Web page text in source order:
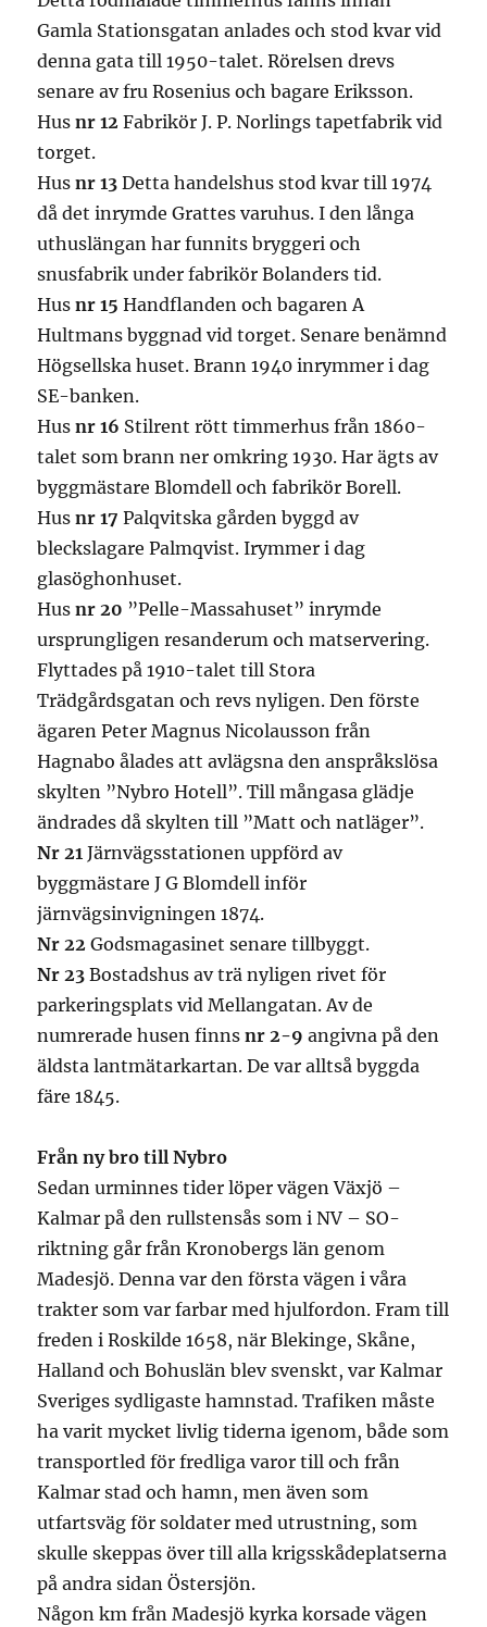
Gamla Stationsgatan anlades och stod kvar vid
denna gata till 1950-talet. Rörelsen drevs
senare av fru Rosenius och bagare Eriksson.
Husnr 12 Fabrikör J. P. Norlings tapetfabrik vid
torget.
Husnr 13 Detta handelshus stod kvar till 1974
då det inrymde Grattes varuhus. I den långa
uthuslängan har funnits bryggeri och
snusfabrik under fabrikör Bolanders tid.
Husnr 15 Handflanden och bagaren A
Hultmans byggnad vid torget. Senare benämnd
Högsellska huset. Brann 1940 inrymmer i dag
SE-banken.
Husnr 16 Stilrent rött timmerhus från 1860-
talet som brann ner omkring 1930. Har ägts av
byggmästare Blomdell och fabrikör Borell.
Husnr 17 Palqvitska gården byggd av
bleckslagare Palmqvist. Irymmer i dag
glasöghonhuset.
Husnr 20 ”Pelle-Massahuset” inrymde
ursprungligen resanderum och matservering.
Flyttades på 1910-talet till Stora
Trädgårdsgatan och revs nyligen. Den förste
ägaren Peter Magnus Nicolausson från
Hagnabo ålades att avlägsna den anspråkslösa
skylten ”Nybro Hotell”. Till mångasa glädje
ändrades då skylten till ”Matt och natläger”.
Nr 21 Järnvägsstationen uppförd av
byggmästare J G Blomdell inför
järnvägsinvigningen 1874.
Nr 22 Godsmagasinet senare tillbyggt.
Nr 23 Bostadshus av trä nyligen rivet för
parkeringsplats vid Mellangatan. Av de
numrerade husen finnsnr 2-9angivna på den
äldsta lantmätarkartan. De var alltså byggda
färe 1845.
Från ny bro till Nybro
Sedan urminnes tider löper vägen Växjö –
Kalmar på den rullstensås som i NV – SO-
riktning går från Kronobergs län genom
Madesjö. Denna var den första vägen i våra
trakter som var farbar med hjulfordon. Fram till
freden i Roskilde 1658, när Blekinge, Skåne,
Halland och Bohuslän blev svenskt, var Kalmar
Sveriges sydligaste hamnstad. Trafiken måste
ha varit mycket livlig tiderna igenom, både som
transportled för fredliga varor till och från
Kalmar stad och hamn, men även som
utfartsväg för soldater med utrustning, som
skulle skeppas över till alla krigsskådeplatserna
på andra sidan Östersjön.
Någon km från Madesjö kyrka korsade vägen